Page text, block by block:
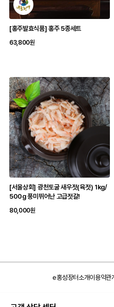
[홍주발효식품] 홍주 5종세트
63,800원
[서울상회] 광천토굴 새우젓(육젓) 1kg/
500g 풍미뛰어난 고급젓갈!
80,000원
e홍성장터소개이용약관